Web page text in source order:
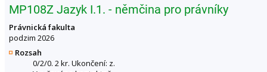
MP108Z Jazyk I.1. - němčina pro právníky
Právnická fakulta
podzim 2026
Rozsah
0/2/0. 2 kr. Ukončení: z.